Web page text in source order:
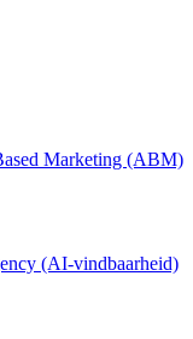
Marketing (ABM)
(AI-vindbaarheid)